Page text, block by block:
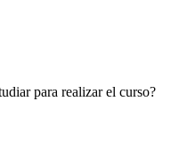
para realizar el curso?